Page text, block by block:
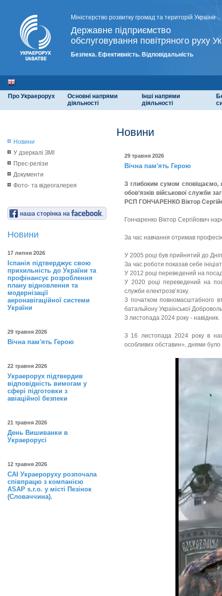
Міністерство розвитку громад та територій України
Державне підприємство
обслуговування повітряного руху
Безпека. Ефективність. Відповідальність
Про Украерорух
Основні напрями
діяльності
Інші напрями
діяльності
Новини
У дзеркалі ЗМІ
Прес-релізи
Документи
Фото- та відеогалерея
наша сторінка на
Новини
17 липня 2026
Іспанія підтверджує свою
прихильність до України та
профінансує розроблення
плану відновлення та
модернізації
аеронавігаційної системи
України
29 травня 2026
Вічна пам'ять Герою
22 травня 2026
Украерорух підтвердив
відповідність вимогам у
сфері підготовки з
авіаційної безпеки
21 травня 2026
День Вишиванки в
Украерорусі
12 травня 2026
САІ Украероруху розпочала
співпрацю з компанією
ASAP s.r.o. у місті Пезінок
(Словаччина).
Новини
29 травня 2026
Вічна пам'ять Герою
З глибоким сумом сповіщаємо,
обов’язків військової служби
РСП ГОНЧАРЕНКО Віктор
Гончаренко Віктор Сергійович
За час навчання отримав
У 2005 році був прийнятий до
За час роботи показав себе
У 2012 році переведений на
У 2020 році переведений на
служби електрозв’язку.
З початком повномасштабного
батальйону Української
З листопада 2024 року - навідник.
З 16 листопада 2024 року в
особливих обставин», днями